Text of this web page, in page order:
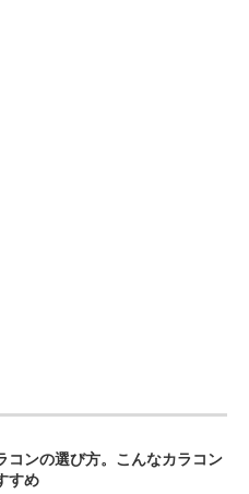
コンの選び方。こんなカラコン
すめ